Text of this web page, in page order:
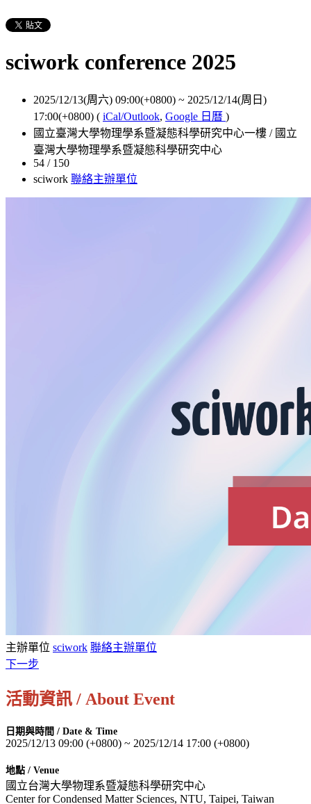
sciwork conference 2025
2025/12/13(周六) 09:00(+0800) ~ 2025/12/14(周日)
17:00(+0800) ( iCal/Outlook, Google 日曆 )
國立臺灣大學物理學系暨凝態科學研究中心一樓 / 國立
臺灣大學物理學系暨凝態科學研究中心
54 / 150
sciwork 聯絡主辦單位
主辦單位 sciwork 聯絡主辦單位
下一步
活動資訊 / About Event
日期與時間 / Date & Time
2025/12/13 09:00 (+0800) ~ 2025/12/14 17:00 (+0800)
地點 / Venue
國立台灣大學物理系暨凝態科學研究中心
Center for Condensed Matter Sciences, NTU, Taipei, Taiwan